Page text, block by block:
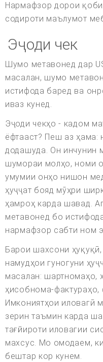
Нармафзор дорои
содироти маълумот
Эҷоди чек
Шумо метавонед дар
масалан, шумо
истифода баред ва
иваз кунед.
Эҷоди чекҳо - кадом
ёфтааст? Пеш аз ҳама:
додашуда. Он инчунин
шумораи молҳо, номи
умумии онҳо нишон
ҳуҷҷат бояд мӯҳри
ҳамроҳ карда шавад.
метавонед бо
нармафзор сабти ном
Барои шахсони
намудҳои гуногуни
масалан: шартномаҳо,
ҳисобнома-фактураҳо,
Имкониятҳои иловагӣ
зерин таъмин карда
тағйироти иловагии
махсус. Мо омодаем,
бештар кор кунем.